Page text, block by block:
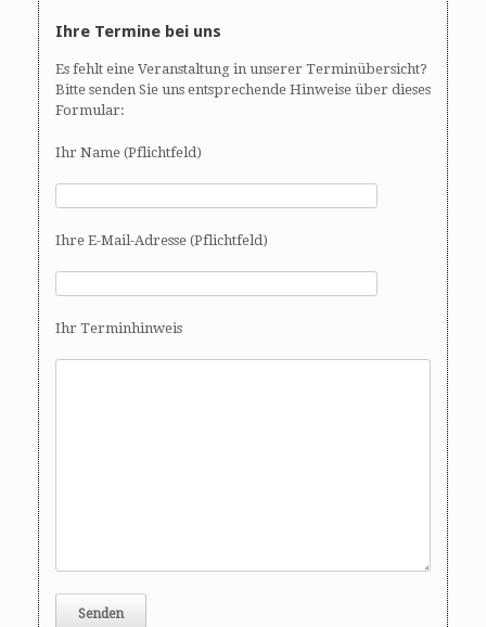
Ihre Termine bei uns
Es fehlt eine Veranstaltung in unserer Terminübersicht?
Bitte senden Sie uns entsprechende Hinweise über dieses
Formular:
Ihr Name (Pflichtfeld)
Ihre E-Mail-Adresse (Pflichtfeld)
Ihr Terminhinweis